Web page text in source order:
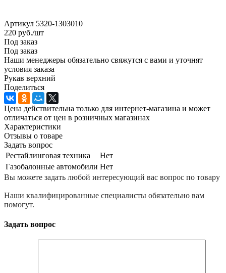
Артикул 5320-1303010
220 руб./шт
Под заказ
Под заказ
Наши менеджеры обязательно свяжутся с вами и уточнят
условия заказа
Рукав верхний
Поделиться
Цена действительна только для интернет-магазина и может
отличаться от цен в розничных магазинах
Характеристики
Отзывы о товаре
Задать вопрос
Рестайлинговая техника
Нет
Газобалонные автомобили Нет
Вы можете задать любой интересующий вас вопрос по товару
Наши квалифицированные специалисты обязательно вам
помогут.
Задать вопрос